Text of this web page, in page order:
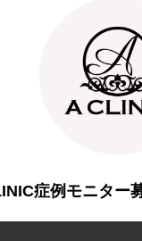
症例モニター